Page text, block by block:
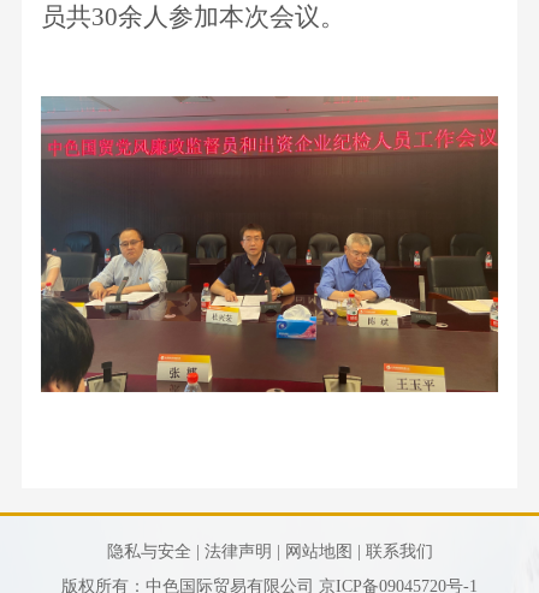
员共30余人参加本次会议。
隐私与安全 | 法律声明 | 网站地图 |
联系我们
版权所有：中色国际贸易有限公司 京ICP备09045720号-1